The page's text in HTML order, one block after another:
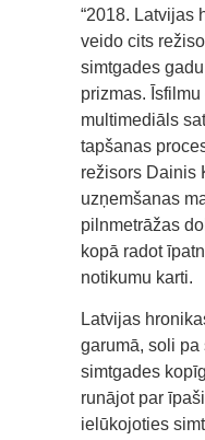
“2018. Latvijas
veido cits
simtgades
prizmas.
multimediāls
tapšanas
režisors Dainis
uzņemšanas
pilnmetrāžas
kopā radot
notikumu karti.
Latvijas
garumā, soli
simtgades
runājot par
ielūkojoties